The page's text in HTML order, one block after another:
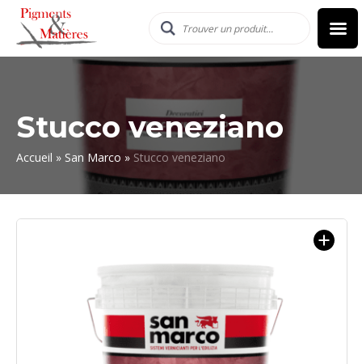
Stucco veneziano
Accueil » San Marco » Stucco veneziano